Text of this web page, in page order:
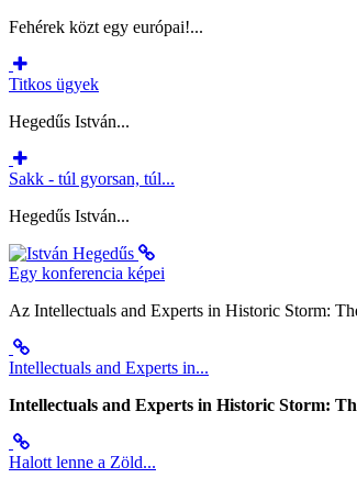
Fehérek közt egy európai!...
Titkos ügyek
Hegedűs István...
Sakk - túl gyorsan, túl...
Hegedűs István...
Egy konferencia képei
Az Intellectuals and Experts in Historic Storm:
Intellectuals and Experts in...
Intellectuals and Experts in Historic Storm:
Halott lenne a Zöld...